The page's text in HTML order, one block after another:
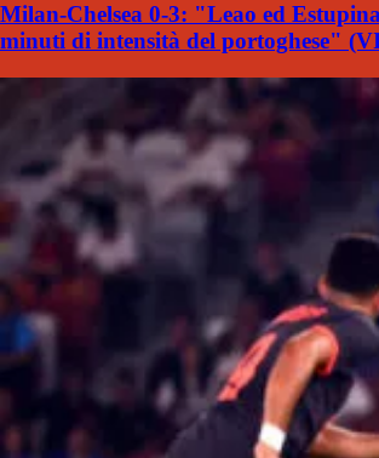
Milan-Chelsea 0-3: "Leao ed
minuti di intensità del portoghese"